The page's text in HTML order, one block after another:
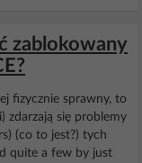
zablokowany
fizycznie sprawny, to
zdarzają się problemy
(co to jest?) tych
quite a few by just